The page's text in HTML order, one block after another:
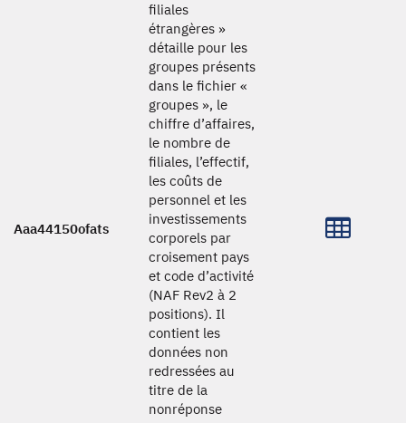
Aaa44150ofats
filiales
étrangères »
détaille pour les
groupes présents
dans le fichier «
groupes », le
chiffre d’affaires,
le nombre de
filiales, l’effectif,
les coûts de
personnel et les
investissements
corporels par
croisement pays
et code d’activité
(NAF Rev2 à 2
positions). Il
contient les
données non
redressées au
titre de la
nonréponse